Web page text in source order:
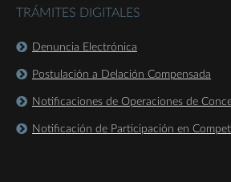
TRÁMITES DIGITALES
Denuncia Electrónica
Postulación a Delación Compensada
Notificaciones de Operaciones de
Notificación de Participación en